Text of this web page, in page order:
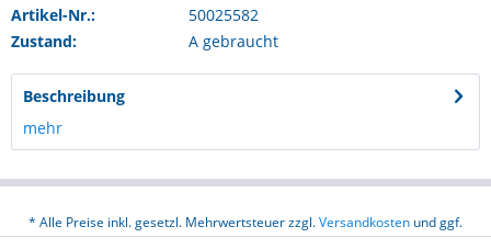
Artikel-Nr.:
50025582
Zustand:
A gebraucht
Beschreibung
mehr
* Alle Preise inkl. gesetzl. Mehrwertsteuer zzgl.Versandkosten und ggf.